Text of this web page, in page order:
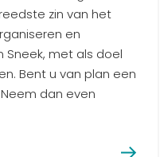
zin van het
en
Sneek, met als doel
Bent u van plan een
dan even